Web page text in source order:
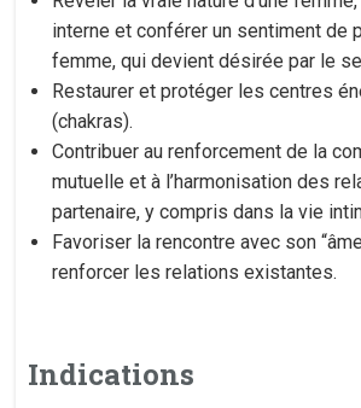
interne et conférer un sentiment de
femme, qui devient désirée par le
Restaurer et protéger les centres
(chakras).
Contribuer au renforcement de la
mutuelle et à l’harmonisation des
partenaire, y compris dans la vie
Favoriser la rencontre avec son
renforcer les relations existantes.
Indications